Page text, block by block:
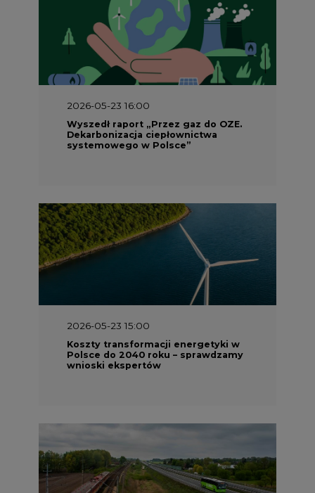
2026-05-23 16:00
Wyszedł raport „Przez gaz do OZE.
Dekarbonizacja ciepłownictwa
systemowego w Polsce”
2026-05-23 15:00
Koszty transformacji energetyki w
Polsce do 2040 roku – sprawdzamy
wnioski ekspertów